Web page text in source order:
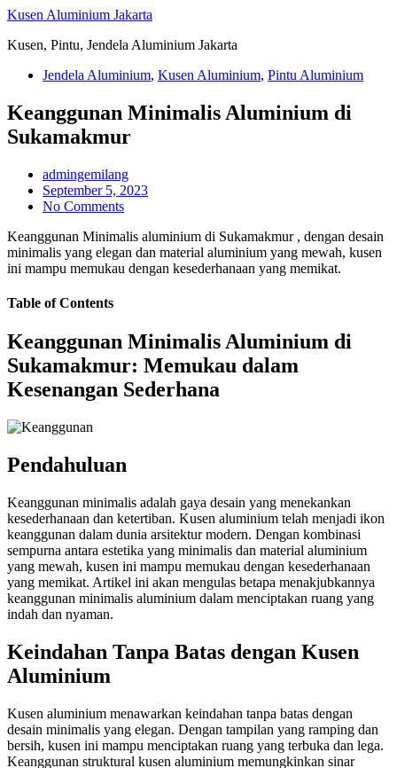
Skip
content
Kusen Aluminium Jakarta
Kusen, Pintu, Jendela Aluminium Jakarta
Jendela Aluminium, Kusen Aluminium, Pintu Aluminium
Keanggunan Minimalis Aluminium di
Sukamakmur
admingemilang
September 5, 2023
No Comments
Keanggunan Minimalis aluminium di Sukamakmur , dengan desain
minimalis yang elegan dan material aluminium yang mewah, kusen
ini mampu memukau dengan kesederhanaan yang memikat.
Table of Contents
Keanggunan Minimalis Aluminium di
Sukamakmur: Memukau dalam
Kesenangan Sederhana
Pendahuluan
Keanggunan minimalis adalah gaya desain yang menekankan
kesederhanaan dan ketertiban. Kusen aluminium telah menjadi ikon
keanggunan dalam dunia arsitektur modern. Dengan kombinasi
sempurna antara estetika yang minimalis dan material aluminium
yang mewah, kusen ini mampu memukau dengan kesederhanaan
yang memikat. Artikel ini akan mengulas betapa menakjubkannya
keanggunan minimalis aluminium dalam menciptakan ruang yang
indah dan nyaman.
Keindahan Tanpa Batas dengan Kusen
Aluminium
Kusen aluminium menawarkan keindahan tanpa batas dengan
desain minimalis yang elegan. Dengan tampilan yang ramping dan
bersih, kusen ini mampu menciptakan ruang yang terbuka dan lega.
Keanggunan struktural kusen aluminium memungkinkan sinar